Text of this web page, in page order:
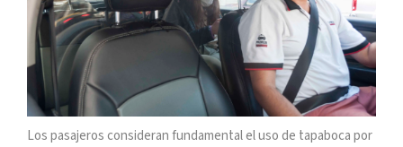
Los pasajeros consideran fundamental el uso de tapaboca por